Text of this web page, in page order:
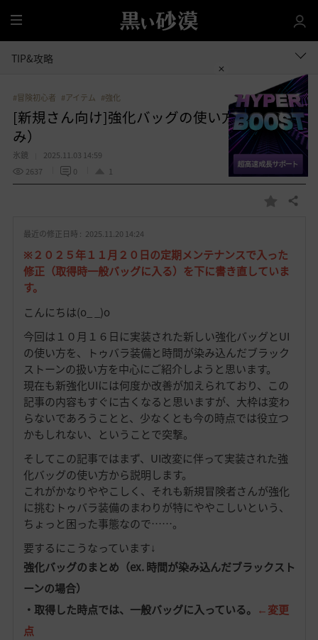
全
体
TIP&攻略
#冒険初心者 #アイテム #強化
[新規さん向け]強化バッグの使い方（修正済
み）
氷鏡
2025.11.03 14:59
2637
0 1
お
入
り
共有する
最近の修正日時 : 2025.11.20 14:24
※２０２５年１１月２０日の定期メンテナンスで入った
修正（取得時一般バッグに入る）を下に書き直していま
す。
こんにちは(o_ _)o
今回は１０月１６日に実装された新しい強化バッグとUI
の使い方を、トゥバラ装備と時間が染み込んだブラック
ストーンの扱い方を中心にご紹介しようと思います。
現在も新強化UIには何度か改善が加えられており、この
記事の内容もすぐに古くなると思いますが、大枠は変わ
らないであろうことと、少なくとも今の時点では役立つ
かもしれない、ということで突撃。
そしてこの記事ではまず、UI改変に伴って実装された強
化バッグの使い方から説明します。
これがかなりややこしく、それも新規冒険者さんが強化
に挑むトゥバラ装備のまわりが特にややこしいという、
ちょっと困った事態なので……。
要するにこうなっています↓
強化バッグのまとめ（ex. 時間が染み込んだブラックスト
ーンの場合）
・取得した時点では、一般バッグに入っている。 ←変更
点